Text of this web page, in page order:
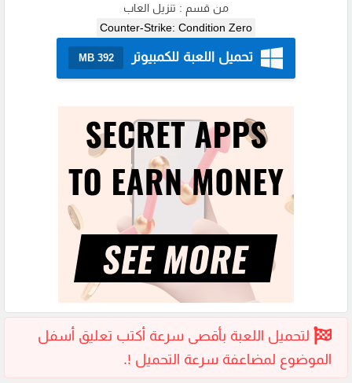
من قسم : تنزيل العاب
Counter-Strike: Condition Zero
تحميل اللعبة للكمبيوتر 392 MB